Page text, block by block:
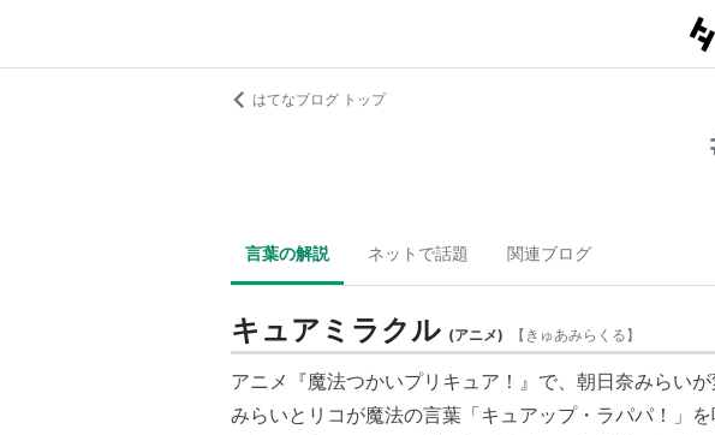
はてなブログ トップ
言葉の解説 ネットで話題 関連ブログ
キュアミラクル (アニメ) 【 きゅあみらくる】
アニメ『魔法つかいプリキュア！ 』で、朝日奈みらいが
みらいとリコが魔法の言葉「キュアップ・ラパパ！ 」